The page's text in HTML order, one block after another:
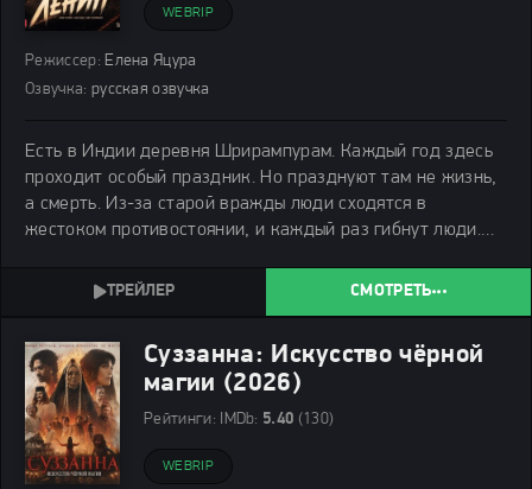
WEBRIP
Режиссер: Елена Яцура
Озвучка: русская озвучка
Есть в Индии деревня Шрирампурам. Каждый год здесь
проходит особый праздник. Но празднуют там не жизнь,
а смерть. Из-за старой вражды люди сходятся в
жестоком противостоянии, и каждый раз гибнут люди.
СМОТРЕТЬ
Суззанна: Искусство чёрной
магии (2026)
Рейтинги: IMDb: 5.40 (130)
WEBRIP